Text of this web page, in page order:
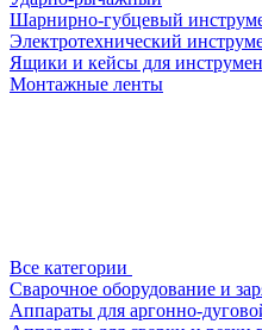
Шарнирно-губцевый
Электротехнический
Ящики и кейсы для
Монтажные ленты
Все категории
Сварочное оборудование и
Аппараты для аргонно-